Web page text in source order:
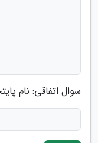
سوال اتفاقی: نام